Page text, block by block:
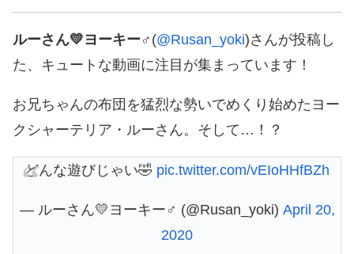
ルーさん💛ヨーキー♂ (@Rusan_yoki)さんが投稿し
た、キュートな動画に注目が集まっています！
お兄ちゃんの布団を猛烈な勢いでめくり始めたヨー
クシャーテリア・ルーさん。そして…！？
どんな遊びじゃい🤣 pic.twitter.com/vEIoHHfBZh
— ルーさん💛ヨーキー♂ (@Rusan_yoki) April 20,
2020